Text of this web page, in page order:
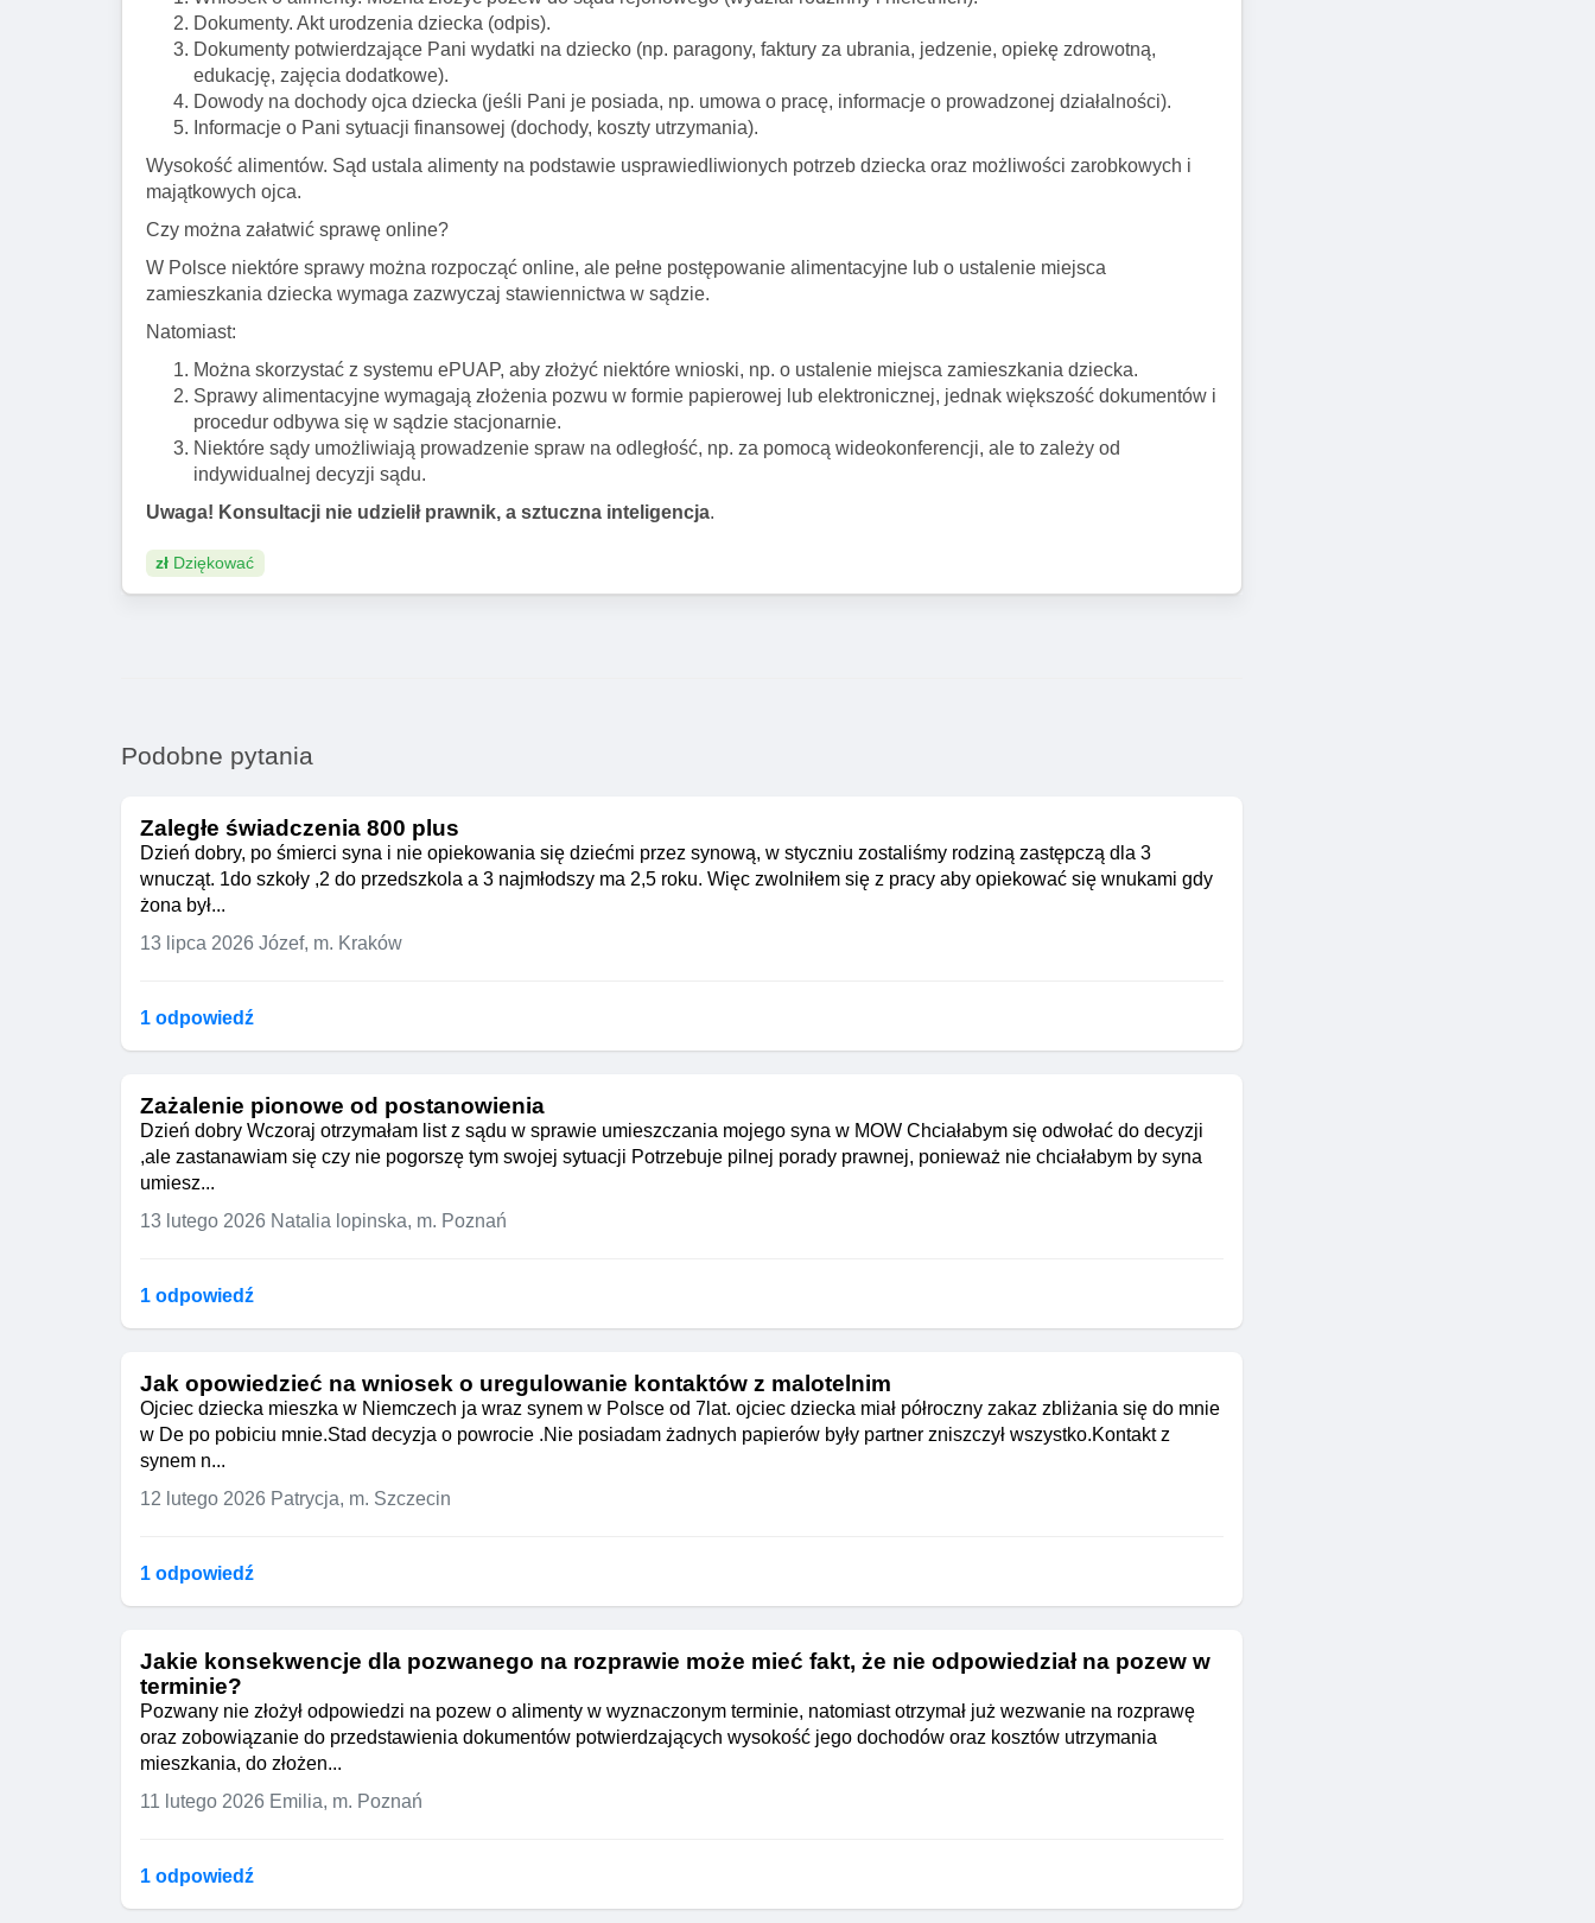
Dokumenty. Akt urodzenia dziecka (odpis).
Dokumenty potwierdzające Pani wydatki na dziecko (np. paragony, faktury za ubrania, jedzenie, opiekę zdrowotną,
edukację, zajęcia dodatkowe).
Dowody na dochody ojca dziecka (jeśli Pani je posiada, np. umowa o pracę, informacje o prowadzonej działalności).
Informacje o Pani sytuacji finansowej (dochody, koszty utrzymania).
Wysokość alimentów. Sąd ustala alimenty na podstawie usprawiedliwionych potrzeb dziecka oraz możliwości zarobkowych i
majątkowych ojca.
Czy można załatwić sprawę online?
W Polsce niektóre sprawy można rozpocząć online, ale pełne postępowanie alimentacyjne lub o ustalenie miejsca
zamieszkania dziecka wymaga zazwyczaj stawiennictwa w sądzie.
Natomiast:
Można skorzystać z systemu ePUAP, aby złożyć niektóre wnioski, np. o ustalenie miejsca zamieszkania dziecka.
Sprawy alimentacyjne wymagają złożenia pozwu w formie papierowej lub elektronicznej, jednak większość dokumentów i
procedur odbywa się w sądzie stacjonarnie.
Niektóre sądy umożliwiają prowadzenie spraw na odległość, np. za pomocą wideokonferencji, ale to zależy od
indywidualnej decyzji sądu.
Uwaga! Konsultacji nie udzielił prawnik, a sztuczna inteligencja.
zł Dziękować
Podobne pytania
Zaległe świadczenia 800 plus
Dzień dobry, po śmierci syna i nie opiekowania się dziećmi przez synową, w styczniu zostaliśmy rodziną zastępczą dla 3
wnucząt. 1do szkoły ,2 do przedszkola a 3 najmłodszy ma 2,5 roku. Więc zwolniłem się z pracy aby opiekować się wnukami gdy
żona był...
13 lipca 2026 Józef, m. Kraków
1 odpowiedź
Zażalenie pionowe od postanowienia
Dzień dobry Wczoraj otrzymałam list z sądu w sprawie umieszczania mojego syna w MOW Chciałabym się odwołać do decyzji
,ale zastanawiam się czy nie pogorszę tym swojej sytuacji Potrzebuje pilnej porady prawnej, ponieważ nie chciałabym by syna
umiesz...
13 lutego 2026 Natalia lopinska, m. Poznań
1 odpowiedź
Jak opowiedzieć na wniosek o uregulowanie kontaktów z malotelnim
Ojciec dziecka mieszka w Niemczech ja wraz synem w Polsce od 7lat. ojciec dziecka miał półroczny zakaz zbliżania się do mnie
w De po pobiciu mnie.Stad decyzja o powrocie .Nie posiadam żadnych papierów były partner zniszczył wszystko.Kontakt z
synem n...
12 lutego 2026 Patrycja, m. Szczecin
1 odpowiedź
Jakie konsekwencje dla pozwanego na rozprawie może mieć fakt, że nie odpowiedział na pozew w
terminie?
Pozwany nie złożył odpowiedzi na pozew o alimenty w wyznaczonym terminie, natomiast otrzymał już wezwanie na rozprawę
oraz zobowiązanie do przedstawienia dokumentów potwierdzających wysokość jego dochodów oraz kosztów utrzymania
mieszkania, do złożen...
11 lutego 2026 Emilia, m. Poznań
1 odpowiedź